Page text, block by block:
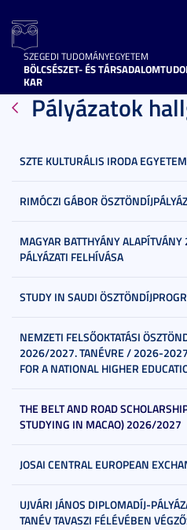
SZEGEDI TUDOMÁNYEGYETEM
BÖLCSÉSZET- ÉS
KAR
Pályázatok
SZTE KULTURÁLIS IRODA
RIMÓCZI GÁBOR
MAGYAR BATTHYÁNY
PÁLYÁZATI FELHÍVÁSA
STUDY IN SAUDI
NEMZETI FELSŐOKTATÁSI
2026/2027. TANÉVRE / 2026-2027
FOR A NATIONAL HIGHER
THE BELT AND ROAD
STUDYING IN MACAO) 2026/2027
JOSAI CENTRAL EUROPEAN
UJVÁRI JÁNOS DIPLOMADÍJ-
TANÉV TAVASZI FÉLÉVÉBEN